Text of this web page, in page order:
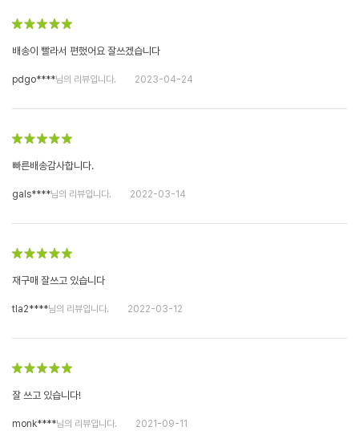
배송이 빨라서 편했어요 잘쓰겠습니다
pdgo****님의 리뷰입니다. 2023-04-24
빠른배송감사합니다.
gals****님의 리뷰입니다. 2022-03-14
재구매 잘쓰고 있습니다
tla2****님의 리뷰입니다. 2022-03-12
잘 쓰고 있습니다!
monk****님의 리뷰입니다. 2021-09-11